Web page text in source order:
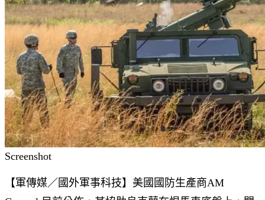
Screenshot
【軍傳媒／國外軍事科技】美國國防生產商AM